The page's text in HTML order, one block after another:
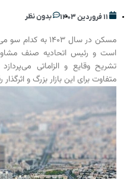
۱۱ فروردین ۱۴۰۳ بدون نظر
مسکن در سال ۱۴۰۳
است و رئیس اتحادیه صنف
تشریح وقایع و الزاماتی
متفاوت برای این بازار بزرگ و اثرگذار